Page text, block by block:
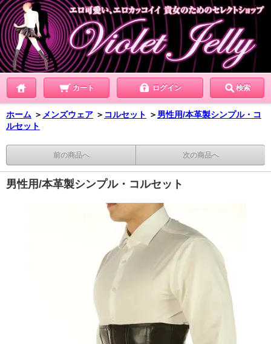
カート ログイン 検索
ホーム ＞ メンズウェア ＞ コルセット ＞ 男性用/本革製シンプル・コ
ルセット
前の商品へ 次の商品へ
男性用/本革製シンプル・コルセット